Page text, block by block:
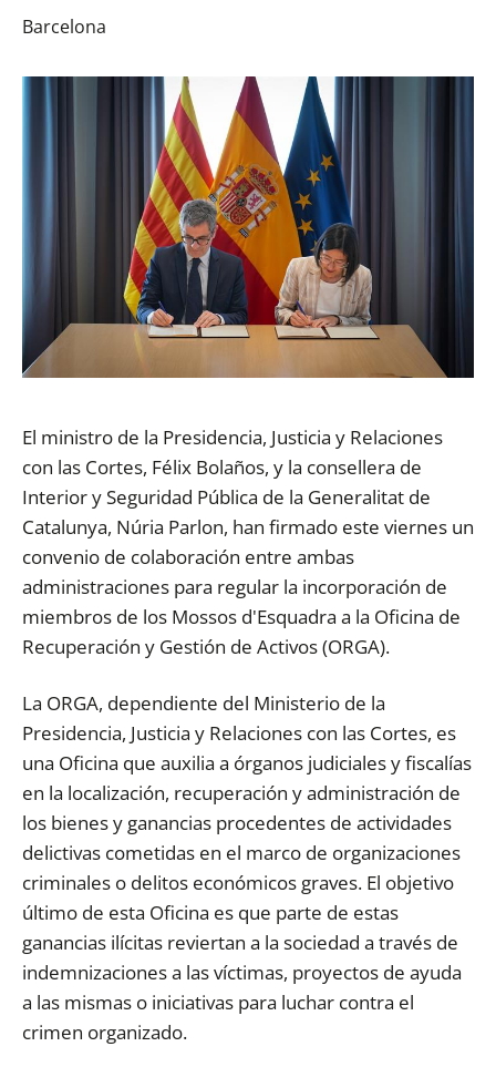
Barcelona
El ministro de la Presidencia, Justicia y Relaciones
con las Cortes, Félix Bolaños, y la consellera de
Interior y Seguridad Pública de la Generalitat de
Catalunya, Núria Parlon, han firmado este viernes un
convenio de colaboración entre ambas
administraciones para regular la incorporación de
miembros de los Mossos d'Esquadra a la Oficina de
Recuperación y Gestión de Activos (ORGA).
La ORGA, dependiente del Ministerio de la
Presidencia, Justicia y Relaciones con las Cortes, es
una Oficina que auxilia a órganos judiciales y fiscalías
en la localización, recuperación y administración de
los bienes y ganancias procedentes de actividades
delictivas cometidas en el marco de organizaciones
criminales o delitos económicos graves. El objetivo
último de esta Oficina es que parte de estas
ganancias ilícitas reviertan a la sociedad a través de
indemnizaciones a las víctimas, proyectos de ayuda
a las mismas o iniciativas para luchar contra el
crimen organizado.